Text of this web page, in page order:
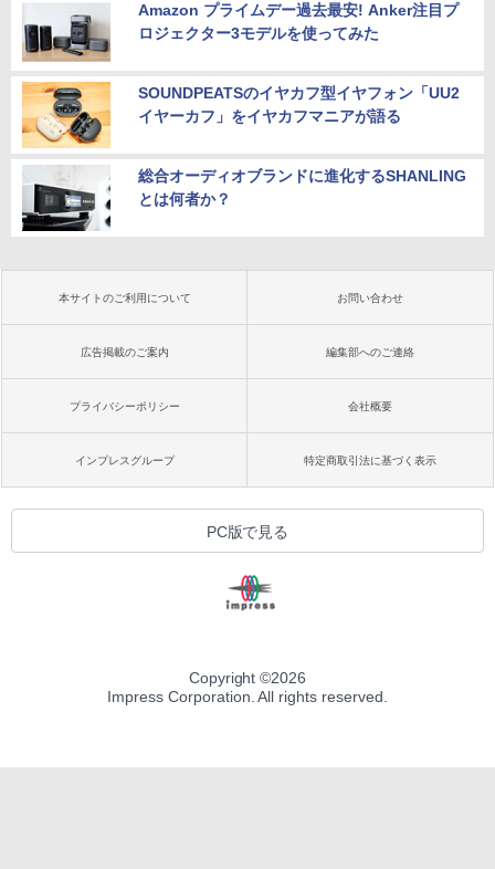
Amazon プライムデー過去最安! Anker注目プ
ロジェクター3モデルを使ってみた
SOUNDPEATSのイヤカフ型イヤフォン「UU2
イヤーカフ」をイヤカフマニアが語る
総合オーディオブランドに進化するSHANLING
とは何者か？
本サイトのご利用について お問い合わせ
広告掲載のご案内 編集部へのご連絡
プライバシーポリシー 会社概要
インプレスグループ 特定商取引法に基づく表示
PC版で見る
Copyright ©2026
Impress Corporation. All rights reserved.